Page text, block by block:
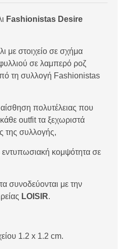
Fashionistas Desire
με στοιχείο σε σχήμα
σε λαμπερό ροζ
τη συλλογή Fashionistas
πολυτέλειας που
outfit τα ξεχωριστά
της συλλογής,
εντυπωσιακή κομψότητα σε
συνοδεύονται με την
LOISIR.
1.2 x 1.2 cm.